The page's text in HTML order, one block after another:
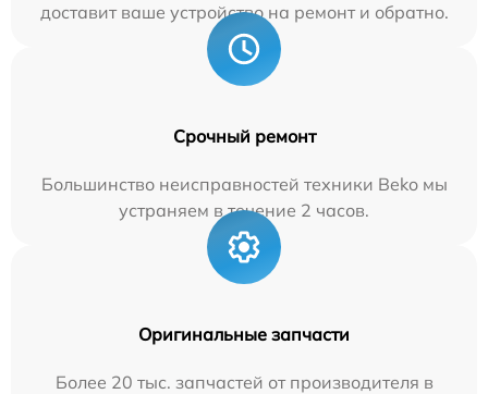
доставит ваше устройство на ремонт и обратно.
Срочный ремонт
Большинство неисправностей техники Beko мы
устраняем в течение 2 часов.
Оригинальные запчасти
Более 20 тыс. запчастей от производителя в